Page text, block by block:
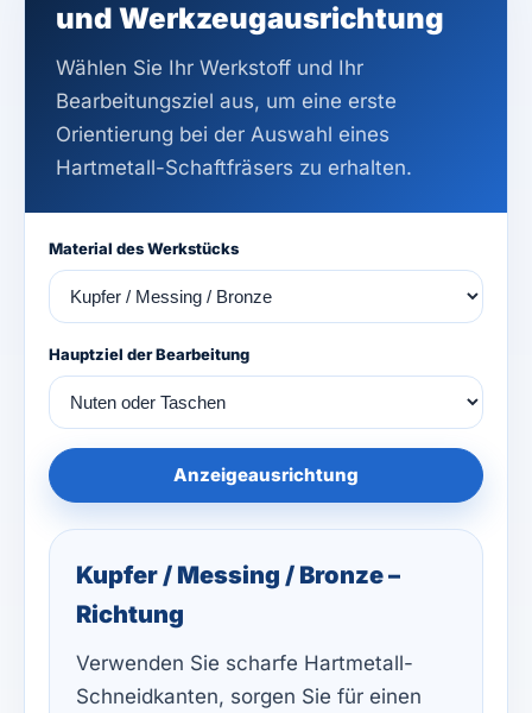
und Werkzeugausrichtung
Wählen Sie Ihr Werkstoff und Ihr
Bearbeitungsziel aus, um eine erste
Orientierung bei der Auswahl eines
Hartmetall-Schaftfräsers zu erhalten.
Material des Werkstücks
Hauptziel der Bearbeitung
Anzeigeausrichtung
Kupfer / Messing / Bronze –
Richtung
Verwenden Sie scharfe Hartmetall-
Schneidkanten, sorgen Sie für einen